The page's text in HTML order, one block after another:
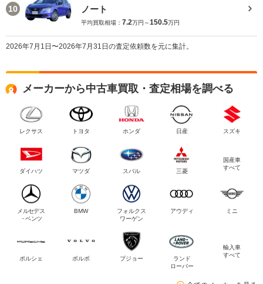
10 ノート
平均買取相場： 7.2万円～150.5万円
2026年7月1日〜2026年7月31日の査定依頼数を元に集計。
メーカーから中古車買取・査定相場を調べる
レクサス トヨタ ホンダ 日産 スズキ
ダイハツ マツダ スバル 三菱
国産車
すべて
メルセデス
・ベンツ
BMW
フォルクス
ワーゲン
アウディ ミニ
ポルシェ ボルボ プジョー
ランド
ローバー
輸入車
すべて